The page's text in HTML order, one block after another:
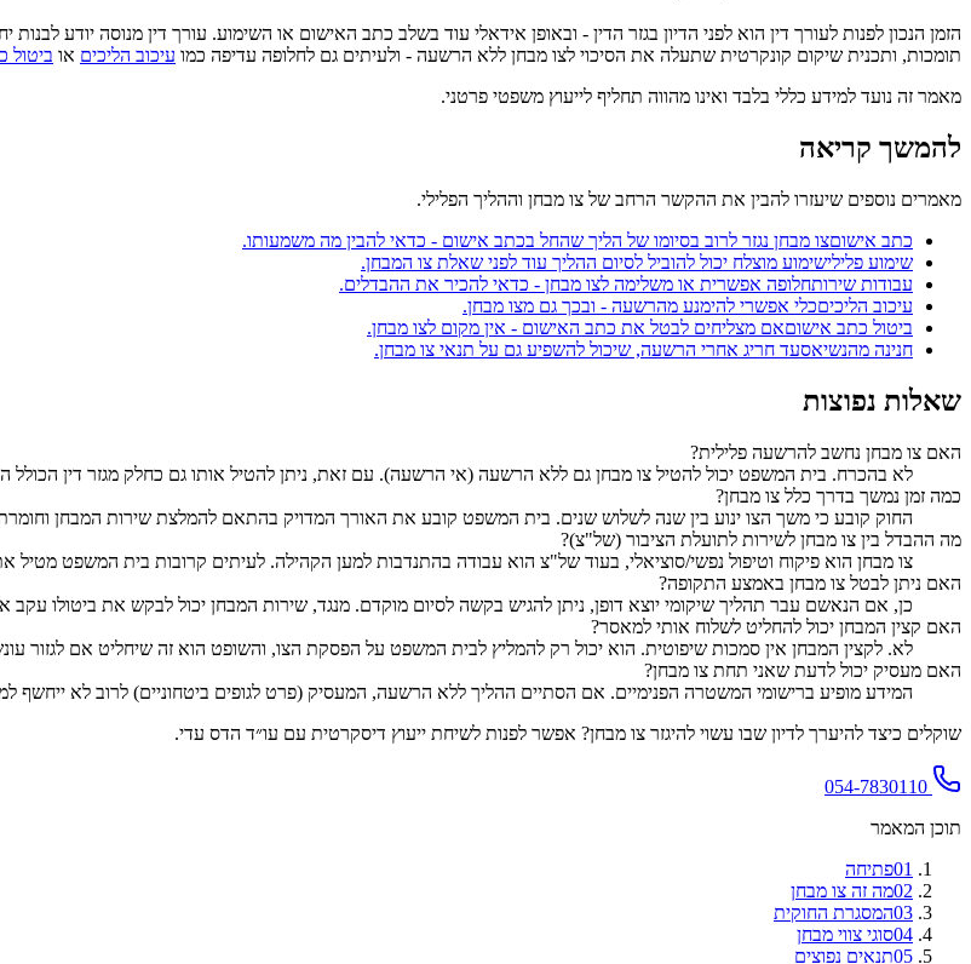
הזמן הנכון לפנות לעורך דין הוא לפני הדיון בגזר הדין - ובאופן אידאלי עוד בשלב כתב האישום או השימוע. עורך דין מנוסה יודע
תומכות, ותכנית שיקום קונקרטית שתעלה את הסיכוי לצו מבחן ללא הרשעה - ולעיתים גם לחלופה עדיפה כמו עיכוב הליכים או ביטול
מאמר זה נועד למידע כללי בלבד ואינו מהווה תחליף לייעוץ משפטי פרטני.
להמשך קריאה
מאמרים נוספים שיעזרו להבין את ההקשר הרחב של צו מבחן וההליך הפלילי.
כתב אישוםצו מבחן נגזר לרוב בסיומו של הליך שהחל בכתב אישום - כדאי להבין מה משמעותו.
שימוע פלילישימוע מוצלח יכול להוביל לסיום ההליך עוד לפני שאלת צו המבחן.
עבודות שירותחלופה אפשרית או משלימה לצו מבחן - כדאי להכיר את ההבדלים.
עיכוב הליכיםכלי אפשרי להימנע מהרשעה - ובכך גם מצו מבחן.
ביטול כתב אישוםאם מצליחים לבטל את כתב האישום - אין מקום לצו מבחן.
חנינה מהנשיאסעד חריג אחרי הרשעה, שיכול להשפיע גם על תנאי צו מבחן.
שאלות נפוצות
האם צו מבחן נחשב להרשעה פלילית?
לא בהכרח. בית המשפט יכול להטיל צו מבחן גם ללא הרשעה (אי הרשעה). עם זאת, ניתן להטיל אותו גם כחלק מגזר דין הכולל
כמה זמן נמשך בדרך כלל צו מבחן?
החוק קובע כי משך הצו ינוע בין שנה לשלוש שנים. בית המשפט קובע את האורך המדויק בהתאם להמלצת שירות המבחן
מה ההבדל בין צו מבחן לשירות לתועלת הציבור (של"צ)?
צו מבחן הוא פיקוח וטיפול נפשי/סוציאלי, בעוד של"צ הוא עבודה בהתנדבות למען הקהילה. לעיתים קרובות בית המשפט מטיל
האם ניתן לבטל צו מבחן באמצע התקופה?
כן, אם הנאשם עבר תהליך שיקומי יוצא דופן, ניתן להגיש בקשה לסיום מוקדם. מנגד, שירות המבחן יכול לבקש את ביטולו עקב
האם קצין המבחן יכול להחליט לשלוח אותי למאסר?
לא. לקצין המבחן אין סמכות שיפוטית. הוא יכול רק להמליץ לבית המשפט על הפסקת הצו, והשופט הוא זה שיחליט אם לגזור
האם מעסיק יכול לדעת שאני תחת צו מבחן?
המידע מופיע ברישומי המשטרה הפנימיים. אם הסתיים ההליך ללא הרשעה, המעסיק (פרט לגופים ביטחוניים) לרוב לא ייחשף
שוקלים כיצד להיערך לדיון שבו עשוי להיגזר צו מבחן? אפשר לפנות לשיחת ייעוץ דיסקרטית עם עו״ד הדס עדי.
054-7830110
תוכן המאמר
01פתיחה
02מה זה צו מבחן
03המסגרת החוקית
04סוגי צווי מבחן
05תנאים נפוצים